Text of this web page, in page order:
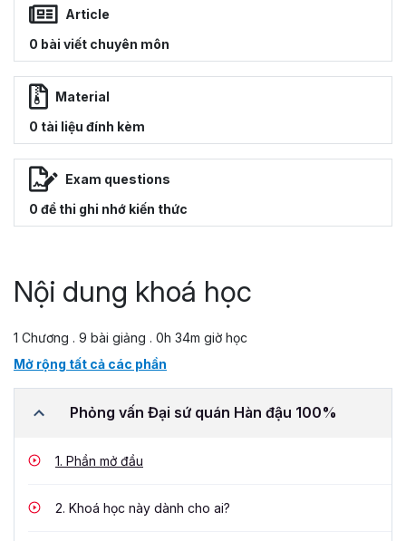
Article
0 bài viết chuyên môn
Material
0 tài liệu đính kèm
Exam questions
0 đề thi ghi nhớ kiến thức
Nội dung khoá học
1 Chương . 9 bài giảng . 0h 34m giờ học
Mở rộng tất cả các phần
Phỏng vấn Đại sứ quán Hàn đậu 100%
1. Phần mở đầu
2. Khoá học này dành cho ai?